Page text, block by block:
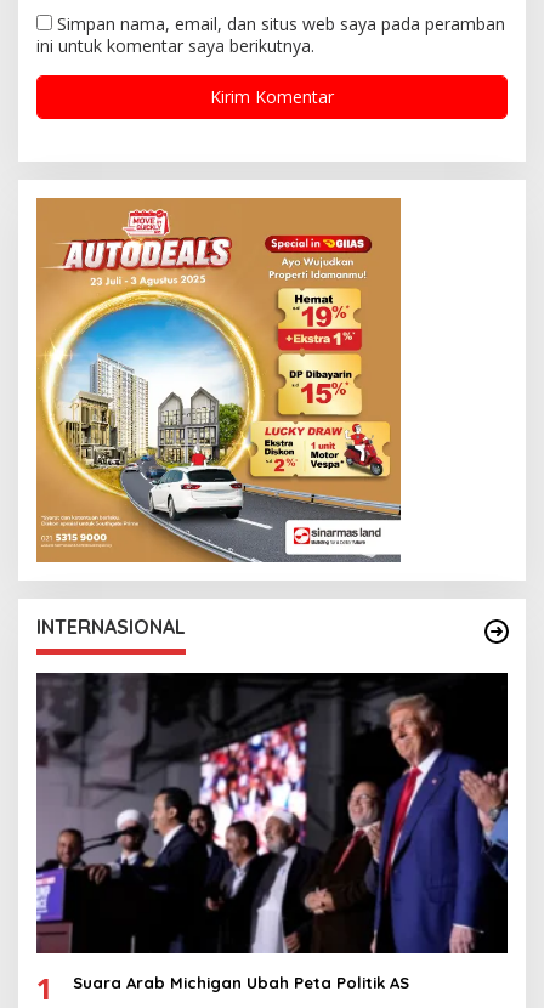
Simpan nama, email, dan situs web saya pada peramban
ini untuk komentar saya berikutnya.
INTERNASIONAL
1 Suara Arab Michigan Ubah Peta Politik AS